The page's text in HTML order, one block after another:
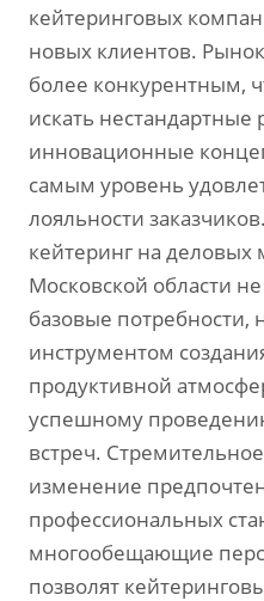
кейтеринговых
новых клиентов.
более конкурентным,
искать
инновационные
самым уровень
лояльности
кейтеринг на деловых
Московской области
базовые потребности,
инструментом
продуктивной
успешному
встреч.
изменение
профессиональных
многообещающие
позволят